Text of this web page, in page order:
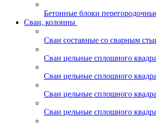
Бетонные блоки
Сваи, колонны
Сваи составные со сварным
Сваи цельные сплошного
Сваи цельные сплошного
Сваи цельные сплошного
Сваи цельные сплошного